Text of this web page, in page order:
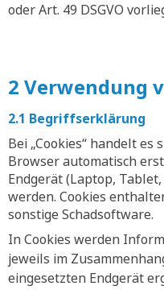
oder Art. 49 DSGVO
2 Verwendung
2.1 Begriffserklärung
Bei „Cookies“ handelt
Browser automatisch
Endgerät (Laptop,
werden. Cookies
sonstige Schadsoftware.
In Cookies werden
jeweils im
eingesetzten Endgerät